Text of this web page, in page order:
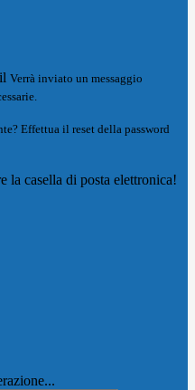
Verrà inviato un messaggio
Effettua il reset della password
la casella di posta elettronica!